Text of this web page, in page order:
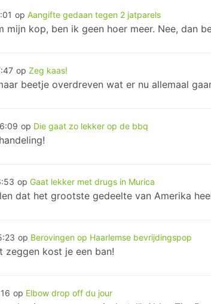
op Aangifte gedaan tegen 2 jatparels
mijn kop, ben ik geen hoer meer. Nee, dan
op Zeg kaas!
beetje overdreven wat er nu allemaal
op Die gaat zo lekker op de bbq
op Gaat lekker met drugs in Murica
dat het grootste gedeelte van Amerika
op Berovingen op Haarlemse bevrijdingspop
kost je een ban!
op Elbow drop off du jour